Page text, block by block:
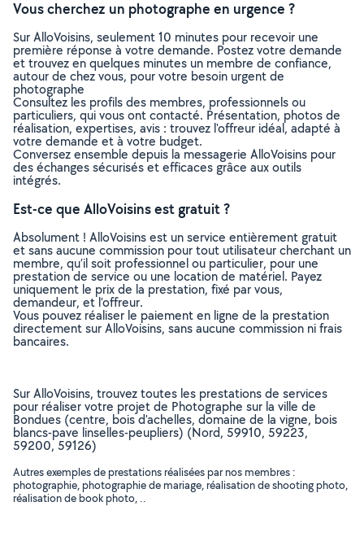
Vous cherchez un photographe en urgence ?
Sur AlloVoisins, seulement 10 minutes pour recevoir une
première réponse à votre demande. Postez votre demande
et trouvez en quelques minutes un membre de confiance,
autour de chez vous, pour votre besoin urgent de
photographe
Consultez les profils des membres, professionnels ou
particuliers, qui vous ont contacté. Présentation, photos de
réalisation, expertises, avis : trouvez l'offreur idéal, adapté à
votre demande et à votre budget.
Conversez ensemble depuis la messagerie AlloVoisins pour
des échanges sécurisés et efficaces grâce aux outils
intégrés.
Est-ce que AlloVoisins est gratuit ?
Absolument ! AlloVoisins est un service entièrement gratuit
et sans aucune commission pour tout utilisateur cherchant un
membre, qu’il soit professionnel ou particulier, pour une
prestation de service ou une location de matériel. Payez
uniquement le prix de la prestation, fixé par vous,
demandeur, et l’offreur.
Vous pouvez réaliser le paiement en ligne de la prestation
directement sur AlloVoisins, sans aucune commission ni frais
bancaires.
Sur AlloVoisins, trouvez toutes les prestations de services
pour réaliser votre projet de Photographe sur la ville de
Bondues (centre, bois d'achelles, domaine de la vigne, bois
blancs-pave linselles-peupliers) (Nord, 59910, 59223,
59200, 59126)
Autres exemples de prestations réalisées par nos membres :
photographie, photographie de mariage, réalisation de shooting photo,
réalisation de book photo, ..